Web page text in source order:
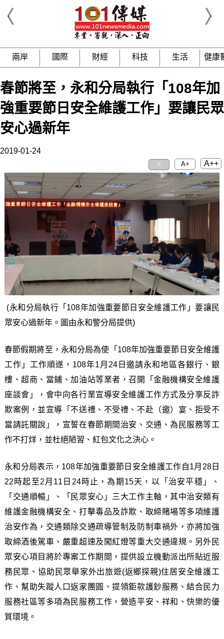
兩岸 國際 財經 科技 生活 健康
春節將至，永和分局執行「108年加
強重要節日安全維護工作」要讓民眾
安心過新年
2019-01-24
A A+ A++
(永和分局執行「108年加強重要節日安全維護工作」要讓民
眾安心過新年。圖由永和警分局提供)
春節假期將至，永和分局為使「108年加強重要節日安全維護
工作」工作順遂，108年1月24日邀請永和地區各銀行、銀
樓、超商、當鋪、加油站等業者，召開「金融機構安全維護
座談會」，會中向各行業宣導安全維護工作方式及分享反詐
欺案例，並宣導「不送禮、不受禮、不赴（邀）宴、拒受不
當請託關說」，宣誓在春節期間治安、交通、為民服務等工
作不打烊，並杜絕陋習、紅包文化之決心。
永和分局表示，108年加強重要節日安全維護工作自1月28日
22時起至2月11日24時止，為期15天，以「治安平穩」、
「交通順暢」、「民眾安心」三大工作主軸，其中治安類有
維護金融機構安全、打擊毒品及詐欺、取締賭場等多項維護
治安作為，交通類除交通疏導管制及防制車禍外，亦將加強
取締酒後駕車、嚴重超速及闖紅燈等重大交通違規。另外民
眾安心項目將於專案工作期間，提供設立機動派出所貼近服
務民眾、協助民眾舉家外出旅遊(返鄉探親)住居安全維護工
作、幫助失蹤人口返家團圓、提領鉅款護鈔服務、結合民力
服務社區等多項為民服務工作，營造平安、祥和、快樂的優
質環境。